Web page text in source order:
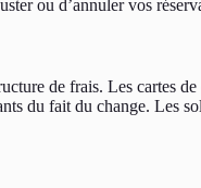
ou d’annuler vos
de frais. Les cartes
du fait du change. Les